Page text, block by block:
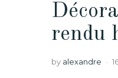
rendu
by alexandre